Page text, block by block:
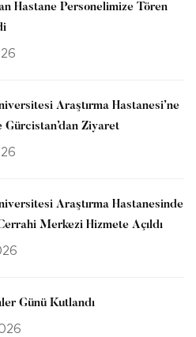
Hastane Personelimize Tören
Araştırma Hastanesi’ne
Gürcistan’dan Ziyaret
Araştırma Hastanesinde
Merkezi Hizmete Açıldı
Günü Kutlandı